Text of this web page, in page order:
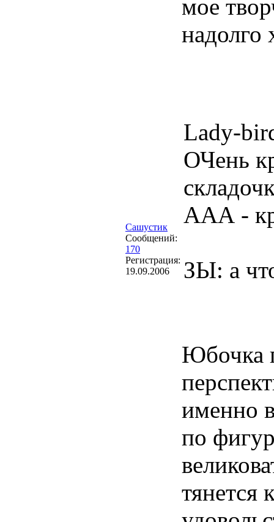
Сашустик
Сообщений:
170
Регистрация:
19.09.2006
мое
надолго
Lady-
ОЧень
ААА -
ЗЫ: а
Юбочка
именно
по
тянется